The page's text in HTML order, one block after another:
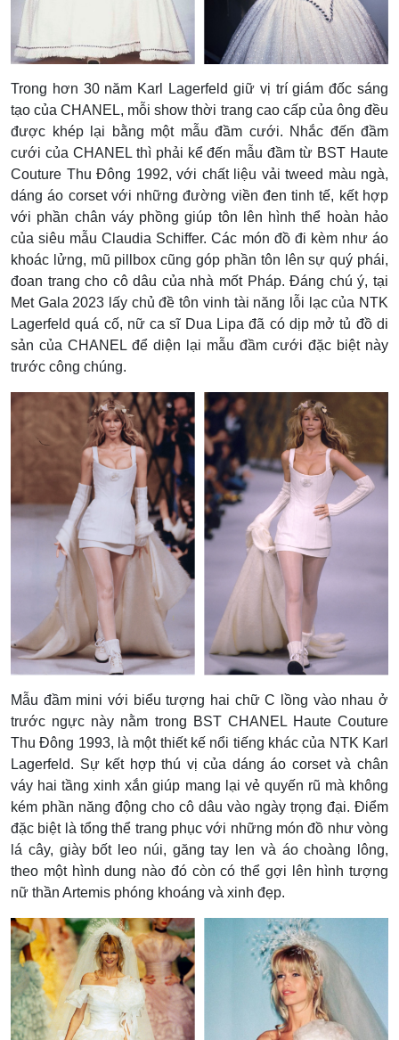
Trong hơn 30 năm Karl Lagerfeld giữ vị trí giám đốc sáng
tạo của CHANEL, mỗi show thời trang cao cấp của ông đều
được khép lại bằng một mẫu đầm cưới. Nhắc đến đầm
cưới của CHANEL thì phải kể đến mẫu đầm từ BST Haute
Couture Thu Đông 1992, với chất liệu vải tweed màu ngà,
dáng áo corset với những đường viền đen tinh tế, kết hợp
với phần chân váy phồng giúp tôn lên hình thể hoàn hảo
của siêu mẫu Claudia Schiffer. Các món đồ đi kèm như áo
khoác lửng, mũ pillbox cũng góp phần tôn lên sự quý phái,
đoan trang cho cô dâu của nhà mốt Pháp. Đáng chú ý, tại
Met Gala 2023 lấy chủ đề tôn vinh tài năng lỗi lạc của NTK
Lagerfeld quá cố, nữ ca sĩ Dua Lipa đã có dịp mở tủ đồ di
sản của CHANEL để diện lại mẫu đầm cưới đặc biệt này
trước công chúng.
Mẫu đầm mini với biểu tượng hai chữ C lồng vào nhau ở
trước ngực này nằm trong BST CHANEL Haute Couture
Thu Đông 1993, là một thiết kế nổi tiếng khác của NTK Karl
Lagerfeld. Sự kết hợp thú vị của dáng áo corset và chân
váy hai tầng xinh xắn giúp mang lại vẻ quyến rũ mà không
kém phần năng động cho cô dâu vào ngày trọng đại. Điểm
đặc biệt là tổng thể trang phục với những món đồ như vòng
lá cây, giày bốt leo núi, găng tay len và áo choàng lông,
theo một hình dung nào đó còn có thể gợi lên hình tượng
nữ thần Artemis phóng khoáng và xinh đẹp.